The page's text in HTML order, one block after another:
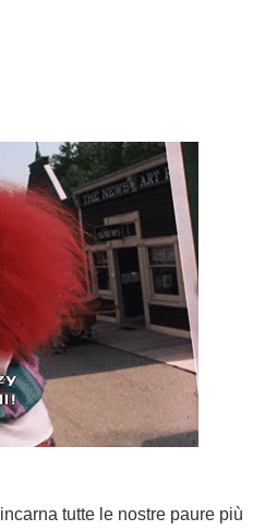
tutte le nostre paure più